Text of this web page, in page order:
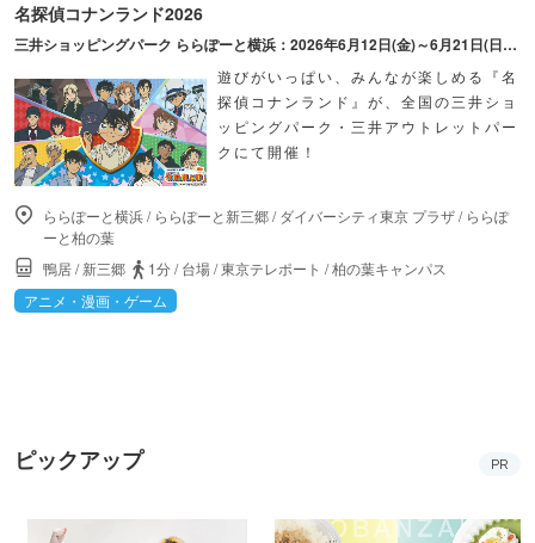
名探偵コナンランド2026
三井ショッピングパーク ららぽーと横浜：2026年6月12日(金)～6月21日(日) 三井ショッピングパーク ららぽーと柏の葉：2026年7月10日(金)～7月20日(月・祝) 三井ショッピングパーク ららぽーと新三郷：2026年8月21日(金)～8月30日(日) ダイバーシティ東京 プラザ：2026年12月25日(金)～2027年1月11日(月・祝)
遊びがいっぱい、みんなが楽しめる『名
探偵コナンランド』が、全国の三井ショ
ッピングパーク・三井アウトレットパー
クにて開催！
ららぽーと横浜/ ららぽーと新三郷/ダイバーシティ東京 プラザ/ ららぽ
ーと柏の葉
鴨居/新三郷 1分/台場/東京テレポート /柏の葉キャンパス
アニメ・漫画・ゲーム
ピックアップ PR